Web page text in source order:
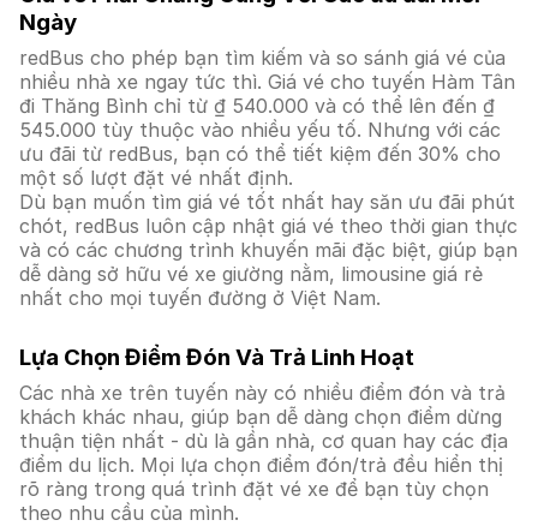
Ngày
redBus cho phép bạn tìm kiếm và so sánh giá vé của
nhiều nhà xe ngay tức thì. Giá vé cho tuyến Hàm Tân
đi Thăng Bình chỉ từ ₫ 540.000 và có thể lên đến ₫
545.000 tùy thuộc vào nhiều yếu tố. Nhưng với các
ưu đãi từ redBus, bạn có thể tiết kiệm đến 30% cho
một số lượt đặt vé nhất định.
Dù bạn muốn tìm giá vé tốt nhất hay săn ưu đãi phút
chót, redBus luôn cập nhật giá vé theo thời gian thực
và có các chương trình khuyến mãi đặc biệt, giúp bạn
dễ dàng sở hữu vé xe giường nằm, limousine giá rẻ
nhất cho mọi tuyến đường ở Việt Nam.
Lựa Chọn Điểm Đón Và Trả Linh Hoạt
Các nhà xe trên tuyến này có nhiều điểm đón và trả
khách khác nhau, giúp bạn dễ dàng chọn điểm dừng
thuận tiện nhất - dù là gần nhà, cơ quan hay các địa
điểm du lịch. Mọi lựa chọn điểm đón/trả đều hiển thị
rõ ràng trong quá trình đặt vé xe để bạn tùy chọn
theo nhu cầu của mình.